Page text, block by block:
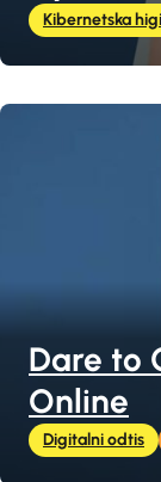
Kibernetska
Dare to
Online
Digitalni odtis